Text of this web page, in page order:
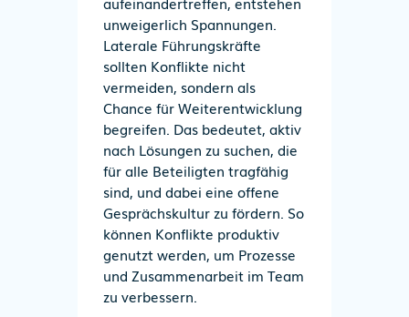
unweigerlich Spannungen.
Laterale Führungskräfte
sollten Konflikte nicht
vermeiden, sondern als
Chance für Weiterentwicklung
begreifen. Das bedeutet, aktiv
nach Lösungen zu suchen, die
für alle Beteiligten tragfähig
sind, und dabei eine offene
Gesprächskultur zu fördern. So
können Konflikte produktiv
genutzt werden, um Prozesse
und Zusammenarbeit im Team
zu verbessern.